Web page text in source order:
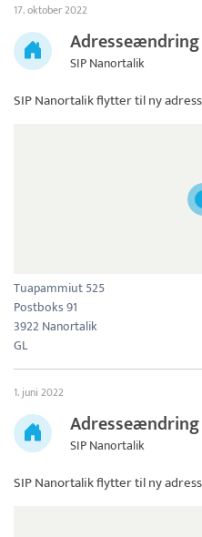
17. oktober 2022
Adresseændring
SIP Nanortalik
SIP Nanortalikflytter til ny
Tuapammiut 525
Postboks 91
3922 Nanortalik
GL
1. juni 2022
Adresseændring
SIP Nanortalik
SIP Nanortalikflytter til ny